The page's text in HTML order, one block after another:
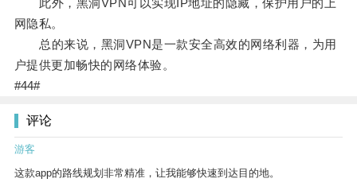
此外，黑洞VPN可以实现IP地址的隐藏，保护用户的上
网隐私。
总的来说，黑洞VPN是一款安全高效的网络利器，为用
户提供更加畅快的网络体验。
#44#
评论
游客
这款app的路线规划非常精准，让我能够快速到达目的地。